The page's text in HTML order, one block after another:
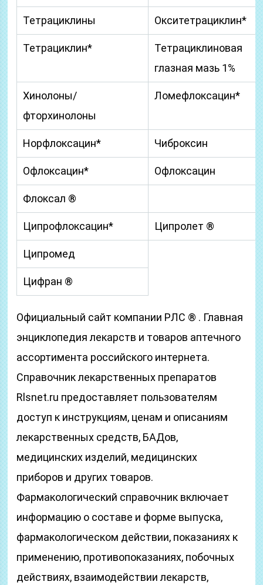
Тетрациклины Окситетрациклин*
Тетрациклин*
Тетрациклиновая
глазная мазь 1%
Хинолоны/
фторхинолоны
Ломефлоксацин*
Норфлоксацин* Чиброксин
Офлоксацин* Офлоксацин
Флоксал ®
Ципрофлоксацин* Ципролет ®
Ципромед
Цифран ®
Официальный сайт компании РЛС ® . Главная
энциклопедия лекарств и товаров аптечного
ассортимента российского интернета.
Справочник лекарственных препаратов
Rlsnet.ru предоставляет пользователям
доступ к инструкциям, ценам и описаниям
лекарственных средств, БАДов,
медицинских изделий, медицинских
приборов и других товаров.
Фармакологический справочник включает
информацию о составе и форме выпуска,
фармакологическом действии, показаниях к
применению, противопоказаниях, побочных
действиях, взаимодействии лекарств,